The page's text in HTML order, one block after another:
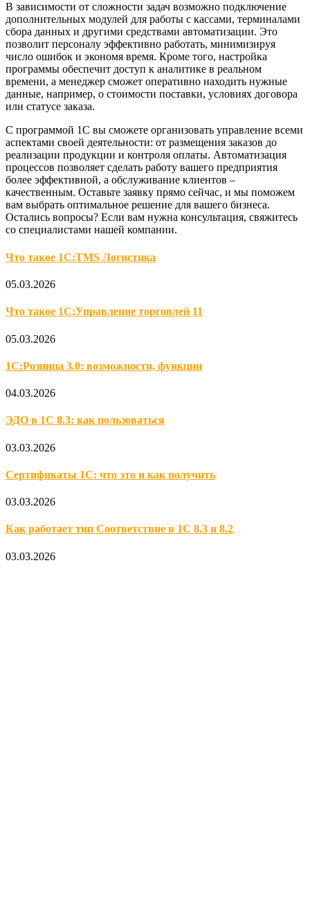
В зависимости от сложности задач возможно подключение
дополнительных модулей для работы с кассами, терминалами
сбора данных и другими средствами автоматизации. Это
позволит персоналу эффективно работать, минимизируя
число ошибок и экономя время. Кроме того, настройка
программы обеспечит доступ к аналитике в реальном
времени, а менеджер сможет оперативно находить нужные
данные, например, о стоимости поставки, условиях договора
или статусе заказа.
С программой 1С вы сможете организовать управление всеми
аспектами своей деятельности: от размещения заказов до
реализации продукции и контроля оплаты. Автоматизация
процессов позволяет сделать работу вашего предприятия
более эффективной, а обслуживание клиентов –
качественным. Оставьте заявку прямо сейчас, и мы поможем
вам выбрать оптимальное решение для вашего бизнеса.
Остались вопросы? Если вам нужна консультация, свяжитесь
со специалистами нашей компании.
Что такое 1С:TMS Логистика
05.03.2026
Что такое 1С:Управление торговлей 11
05.03.2026
1С:Розница 3.0: возможности, функции
04.03.2026
ЭДО в 1С 8.3: как пользоваться
03.03.2026
Сертификаты 1С: что это и как получить
03.03.2026
Как работает тип Соответствие в 1С 8.3 и 8.2
03.03.2026